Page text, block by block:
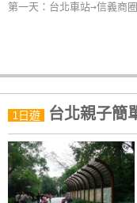
第一天：台北車站→信義商
1日遊 台北親子簡